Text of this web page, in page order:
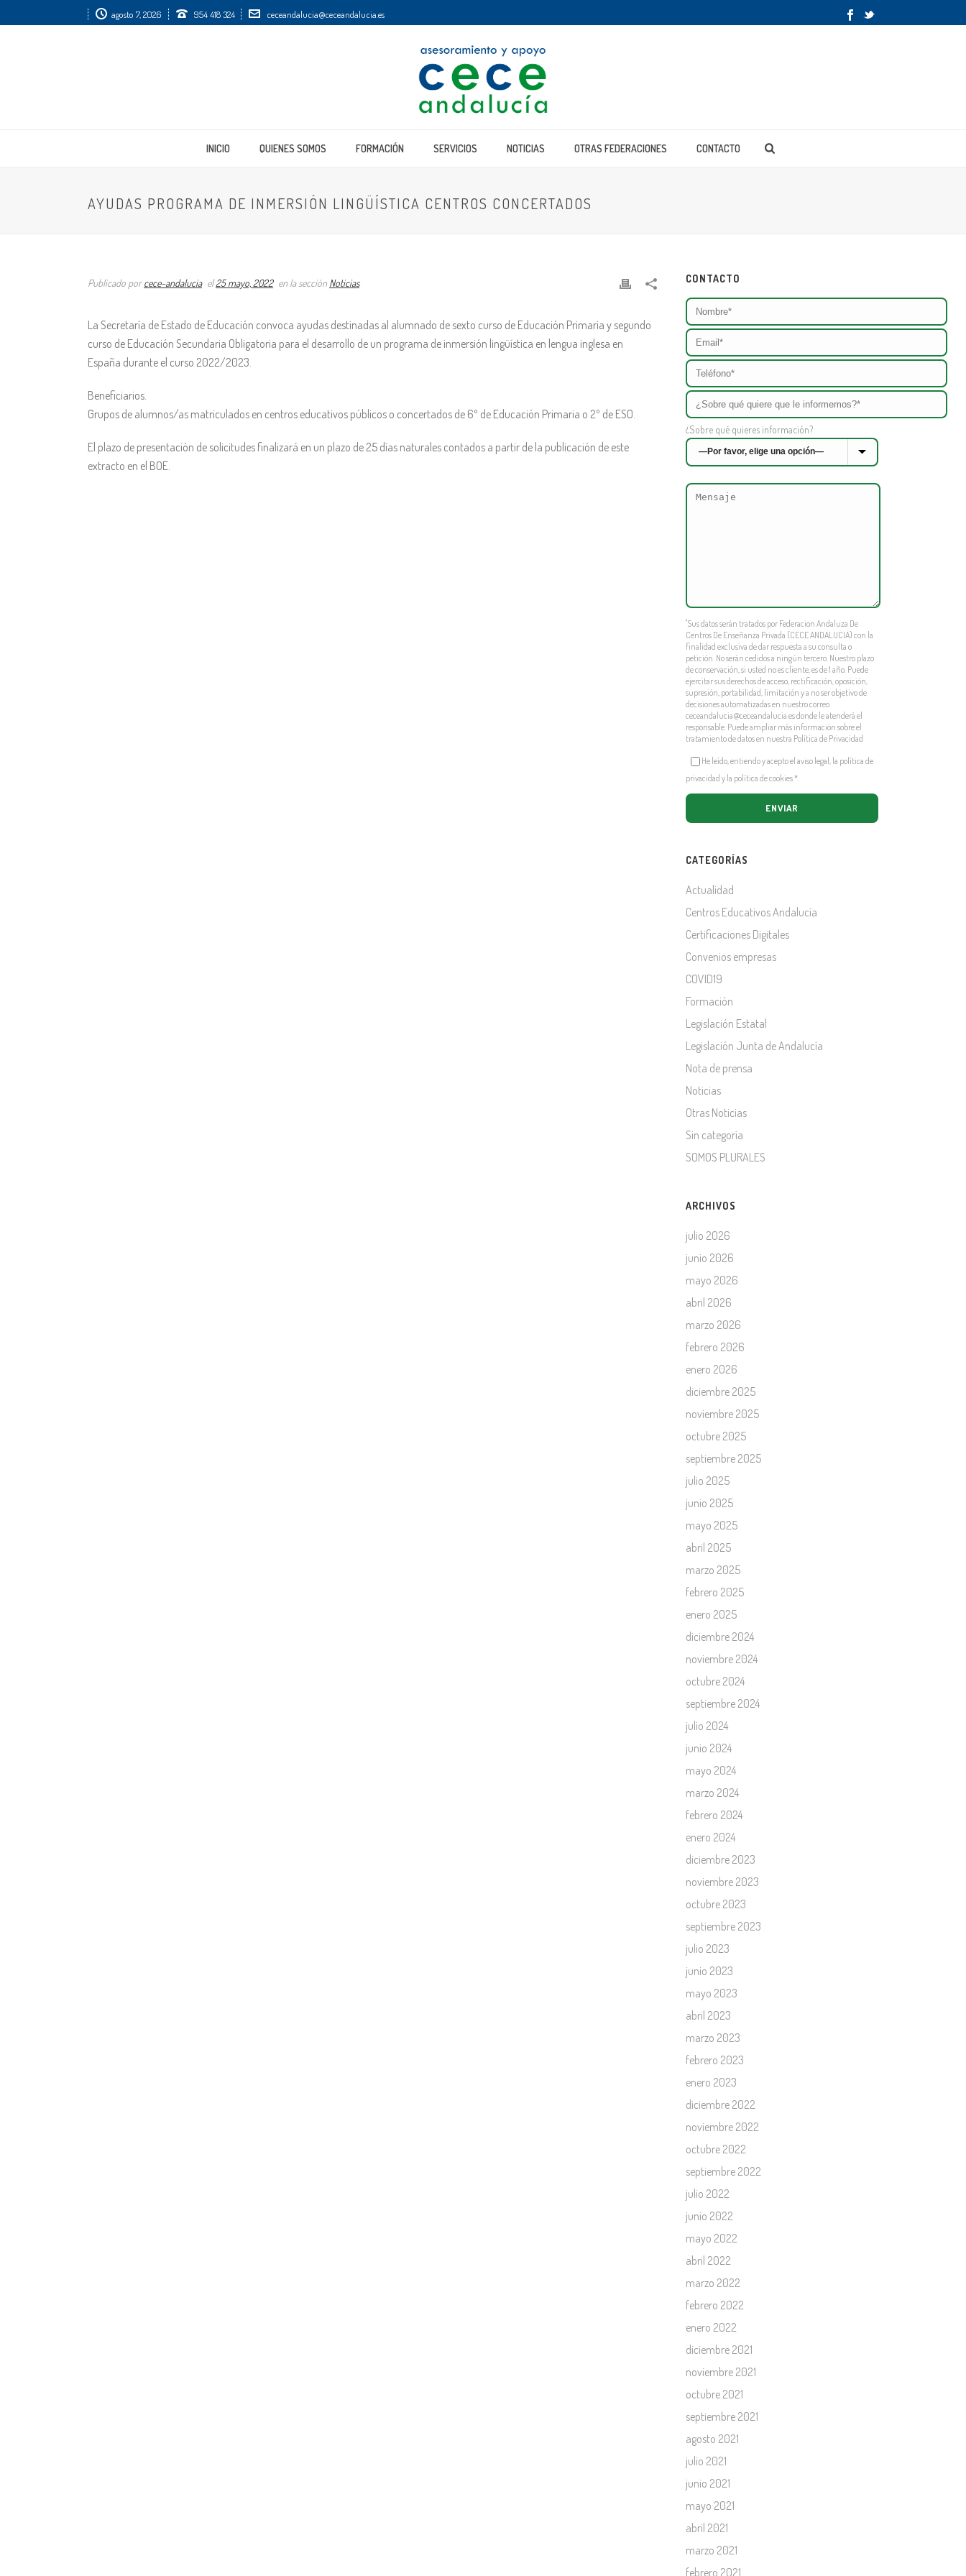
agosto 7, 2026 954 418 324 ceceandalucia@ceceandalucia.es
INICIO QUIENES SOMOS FORMACIÓN SERVICIOS NOTICIAS OTRAS FEDERACIONES CONTACTO
AYUDAS PROGRAMA DE INMERSIÓN LINGÜÍSTICA CENTROS CONCERTADOS
Publicado porcece-andalucia el25 mayo, 2022 en la sección Noticias
La Secretaría de Estado de Educación convoca ayudas destinadas al alumnado de sexto curso de Educación Primaria y segundo
curso de Educación Secundaria Obligatoria para el desarrollo de un programa de inmersión lingüística en lengua inglesa en
España durante el curso 2022/2023.
Beneficiarios.
Grupos de alumnos/as matriculados en centros educativos públicos o concertados de 6º de Educación Primaria o 2º de ESO.
El plazo de presentación de solicitudes finalizará en un plazo de 25 días naturales contados a partir de la publicación de este
extracto en el BOE.
CONTACTO
¿Sobre qué quieres información?
"Sus datos serán tratados por Federacion Andaluza De
Centros De Enseñanza Privada (CECE ANDALUCIA) con la
finalidad exclusiva de dar respuesta a su consulta o
petición. No serán cedidos a ningún tercero. Nuestro plazo
de conservación, si usted no es cliente, es de 1 año. Puede
ejercitar sus derechos de acceso, rectificación, oposición,
supresión, portabilidad, limitación y a no ser objetivo de
decisiones automatizadas en nuestro correo
ceceandalucia@ceceandalucia.esdonde le atenderá el
responsable. Puede ampliar más información sobre el
tratamiento de datos en nuestra Política de Privacidad
He leído, entiendo y acepto el aviso legal, la política de
privacidad y la política de cookies*.
CATEGORÍAS
Actualidad
Centros Educativos Andalucía
Certificaciones Digitales
Convenios empresas
COVID19
Formación
Legislación Estatal
Legislación Junta de Andalucía
Nota de prensa
Noticias
Otras Noticias
Sin categoría
SOMOS PLURALES
ARCHIVOS
julio 2026
junio 2026
mayo 2026
abril 2026
marzo 2026
febrero 2026
enero 2026
diciembre 2025
noviembre 2025
octubre 2025
septiembre 2025
julio 2025
junio 2025
mayo 2025
abril 2025
marzo 2025
febrero 2025
enero 2025
diciembre 2024
noviembre 2024
octubre 2024
septiembre 2024
julio 2024
junio 2024
mayo 2024
marzo 2024
febrero 2024
enero 2024
diciembre 2023
noviembre 2023
octubre 2023
septiembre 2023
julio 2023
junio 2023
mayo 2023
abril 2023
marzo 2023
febrero 2023
enero 2023
diciembre 2022
noviembre 2022
octubre 2022
septiembre 2022
julio 2022
junio 2022
mayo 2022
abril 2022
marzo 2022
febrero 2022
enero 2022
diciembre 2021
noviembre 2021
octubre 2021
septiembre 2021
agosto 2021
julio 2021
junio 2021
mayo 2021
abril 2021
marzo 2021
febrero 2021